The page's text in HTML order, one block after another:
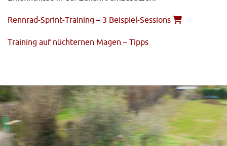
Rennrad-Sprint-Training – 3 Beispiel-Sessions
Training auf nüchternen Magen – Tipps